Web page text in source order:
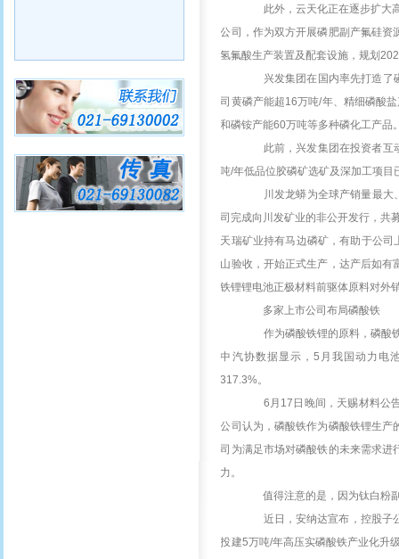
此外，云天化正在逐步扩大
公司，作为双方开展磷肥副产氟硅
氢氟酸生产装置及配套设施，规划
兴发集团在国内率先打造了磷
司黄磷产能超16万吨/年、精细磷酸
和磷铵产能60万吨等多种磷化工产品
此前，兴发集团在投资者互动
吨/年低品位胶磷矿选矿及深加工项
川发龙蟒为全球产销量最大、
司完成向川发矿业的非公开发行，共
天瑞矿业持有马边磷矿，有助于公
山验收，开始正式生产，达产后如
铁锂锂电池正极材料前驱体原料对外
多家上市公司布局磷酸铁
作为磷酸铁锂的原料，磷酸
中汽协数据显示，5月我国动力电
317.3%。
6月17日晚间，天赐材料公
公司认为，磷酸铁作为磷酸铁锂生
司为满足市场对磷酸铁的未来需求
力。
值得注意的是，因为钛白粉副
近日，安纳达宣布，控股子公
投建5万吨/年高压实磷酸铁产业化升